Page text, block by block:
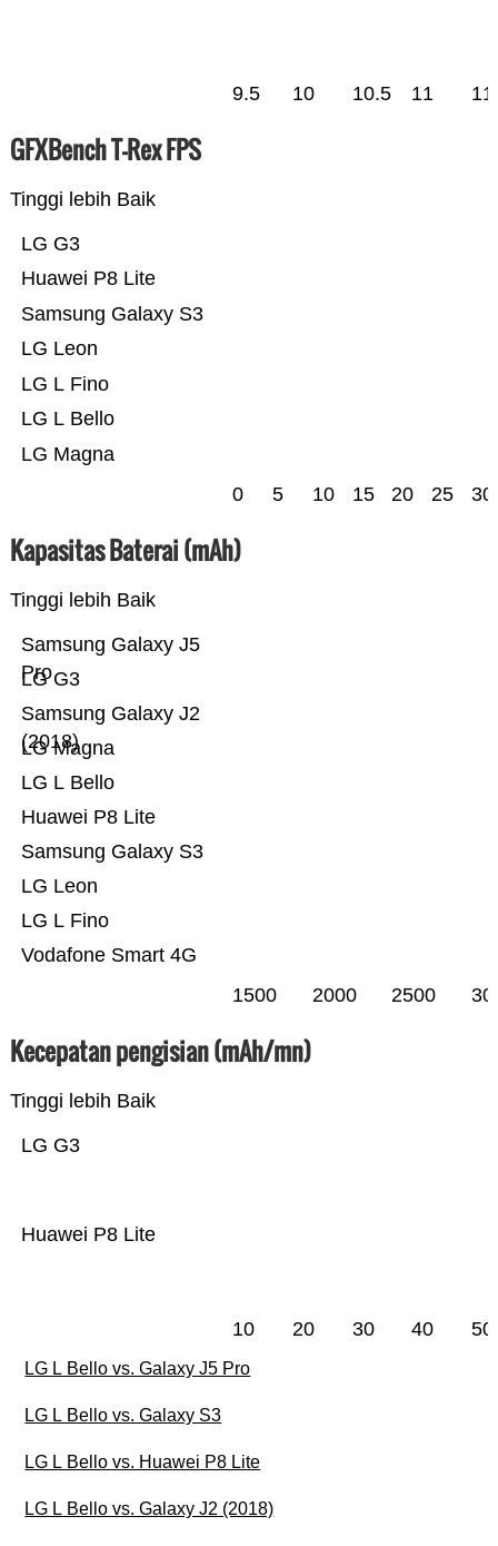
9.5 10 10.5 11
GFXBench T-Rex FPS
Tinggi lebih Baik
LG Magna
LG L Bello
LG L Fino
LG Leon
Samsung Galaxy S3
Huawei P8 Lite
LG G3
0 5 10 15 20 25 30
Kapasitas Baterai (mAh)
Tinggi lebih Baik
Vodafone Smart 4G
LG L Fino
LG Leon
Samsung Galaxy S3
Huawei P8 Lite
LG L Bello
LG Magna
Samsung Galaxy J2
(2018)
LG G3
Samsung Galaxy J5
Pro
1500 2000 2500
Kecepatan pengisian (mAh/mn)
Tinggi lebih Baik
Huawei P8 Lite
LG G3
10 20 30 40 50
LG L Bello vs. Galaxy J5 Pro
LG L Bello vs. Galaxy S3
LG L Bello vs. Huawei P8 Lite
LG L Bello vs. Galaxy J2 (2018)